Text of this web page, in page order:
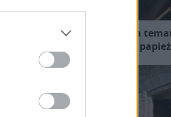
Przewodniczący KEP na
wizyty